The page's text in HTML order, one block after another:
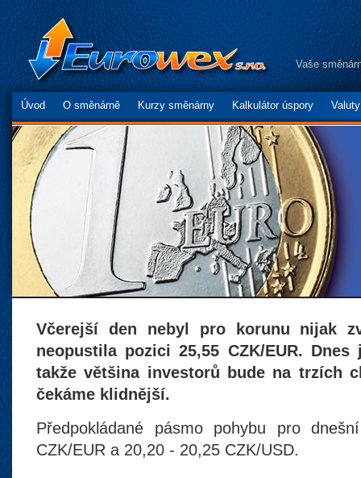
Vaše
Úvod O směnárně Kurzy směnárny Kalkulátor úspory
Včerejší den nebyl pro korunu nijak
neopustila pozici 25,55 CZK/EUR.
takže většina investorů bude na trzích
čekáme klidnější.
Předpokládané pásmo pohybu pro
CZK/EUR a 20,20 - 20,25 CZK/USD.